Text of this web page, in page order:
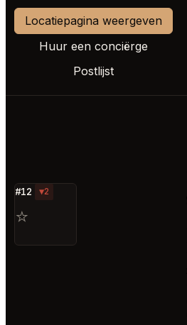
Locatiepagina weergeven
Huur een conciërge
Postlijst
#12 ▼2
⭐